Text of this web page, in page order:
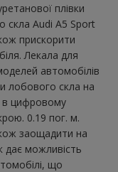
плівки
скла Audi A5 Sport
прискорити
Лекала для
автомобілів
лобового скла на
в цифровому
0.19 пог. м.
заощадити на
дає можливість
що